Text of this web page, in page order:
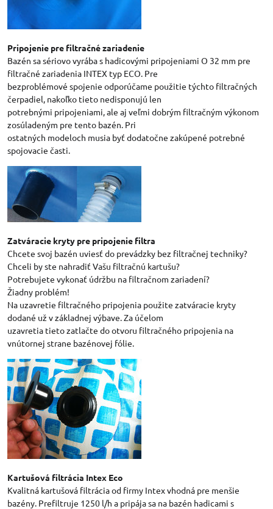
Pripojenie pre filtračné zariadenie
Bazén sa sériovo vyrába s hadicovými pripojeniami O 32 mm pre
filtračné zariadenia INTEX typ ECO. Pre
bezproblémové spojenie odporúčame použitie týchto filtračných
čerpadiel, nakoľko tieto nedisponujú len
potrebnými pripojeniami, ale aj veľmi dobrým filtračným výkonom
zosúladeným pre tento bazén. Pri
ostatných modeloch musia byť dodatočne zakúpené potrebné
spojovacie časti.
Zatváracie kryty pre pripojenie filtra
Chcete svoj bazén uviesť do prevádzky bez filtračnej techniky?
Chceli by ste nahradiť Vašu filtračnú kartušu?
Potrebujete vykonať údržbu na filtračnom zariadení?
Žiadny problém!
Na uzavretie filtračného pripojenia použite zatváracie kryty
dodané už v základnej výbave. Za účelom
uzavretia tieto zatlačte do otvoru filtračného pripojenia na
vnútornej strane bazénovej fólie.
Kartušová filtrácia Intex Eco
Kvalitná kartušová filtrácia od firmy Intex vhodná pre menšie
bazény. Prefiltruje 1250 l/h a pripája sa na bazén hadicami s